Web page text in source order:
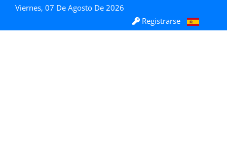
Viernes, 07 De Agosto De 2026
Registrarse